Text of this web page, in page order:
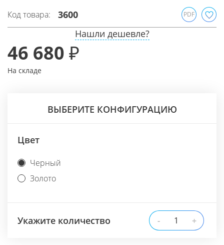
Код товара: 3600 PDF
46 680 ₽
На складе
Нашли дешевле?
ВЫБЕРИТЕ КОНФИГУРАЦИЮ
Цвет
Черный
Золото
Укажите количество - +